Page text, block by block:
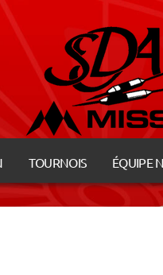
TOURNOIS ÉQUIPE